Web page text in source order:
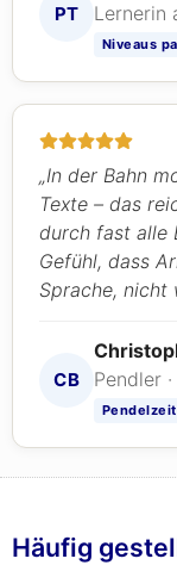
PT
Lernerin
Niveaus
„In der Bahn
Texte – das
durch fast alle
Gefühl, dass
Sprache, nicht
CB
Pendler ·
Häufig